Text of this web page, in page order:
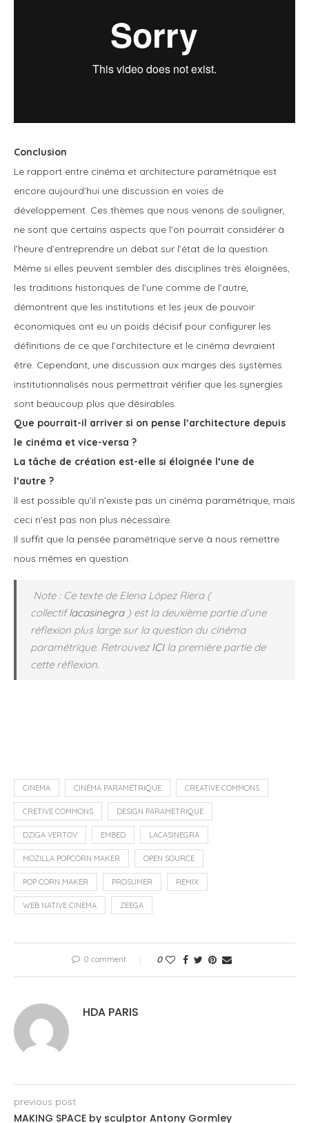
Conclusion
Le rapport entre cinéma et architecture paramétrique est
encore aujourd’hui une discussion en voies de
développement. Ces thèmes que nous venons de souligner,
ne sont que certains aspects que l’on pourrait considérer à
l’heure d’entreprendre un débat sur l’état de la question.
Même si elles peuvent sembler des disciplines très éloignées,
les traditions historiques de l’une comme de l’autre,
démontrent que les institutions et les jeux de pouvoir
économiques ont eu un poids décisif pour configurer les
définitions de ce que l’architecture et le cinéma devraient
être. Cependant, une discussion aux marges des systèmes
institutionnalisés nous permettrait vérifier que les synergies
sont beaucoup plus que désirables.
Que pourrait-il arriver si on pense l’architecture depuis
le cinéma et vice-versa ?
La tâche de création est-elle si éloignée l’une de
l’autre ?
Il est possible qu’il n’existe pas un cinéma paramétrique, mais
ceci n’est pas non plus nécessaire.
Il suffit que la pensée paramétrique serve à nous remettre
nous mêmes en question.
Note : Ce texte de Elena López Riera (
collectiflacasinegra) est la deuxième partie d’une
réflexion plus large sur la question du cinéma
paramétrique. Retrouvez ICIla première partie de
cette réflexion.
CINEMA CINÉMA PARAMÉTRIQUE CREATIVE COMMONS
CRETIVE COMMONS DESIGN PARAMETRIQUE
DZIGA VERTOV EMBED LACASINEGRA
MOZILLA POPCORN MAKER OPEN SOURCE
POP CORN MAKER PROSUMER REMIX
WEB NATIVE CINEMA ZEEGA
0 comment 0
HDA PARIS
previous post
MAKING SPACE by sculptor Antony Gormley